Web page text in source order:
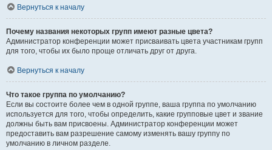
Вернуться к началу
Почему названия некоторых групп имеют разные цвета?
Администратор конференции может присваивать цвета участникам групп
для того, чтобы их было проще отличать друг от друга.
Вернуться к началу
Что такое группа по умолчанию?
Если вы состоите более чем в одной группе, ваша группа по умолчанию
используется для того, чтобы определить, какие групповые цвет и звание
должны быть вам присвоены. Администратор конференции может
предоставить вам разрешение самому изменять вашу группу по
умолчанию в личном разделе.